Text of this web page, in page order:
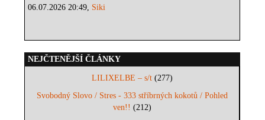
06.07.2026 20:49, Siki
NEJČTENĚJŠÍ ČLÁNKY
LILIXELBE – s/t(277)
Svobodný Slovo / Stres - 333 stříbrných kokotů / Pohled
ven!! (212)